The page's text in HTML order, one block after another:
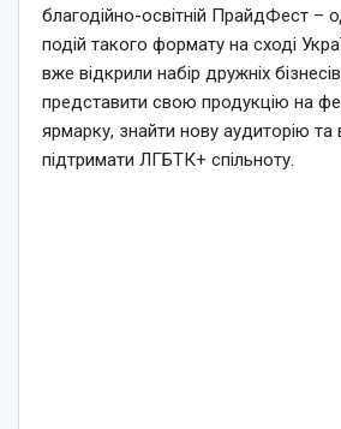
благодійно-освітній ПрайдФест –
подій такого формату на сході
вже відкрили набір дружніх
представити свою продукцію на
ярмарку, знайти нову аудиторію
підтримати ЛГБТК+ спільноту.